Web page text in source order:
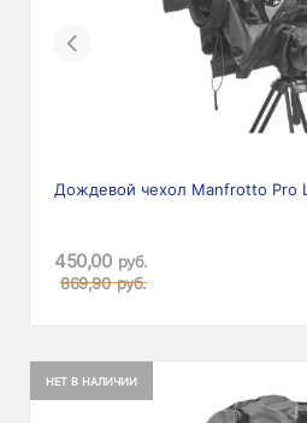
Previous
Дождевой чехол Manfrotto Pro
450,00 руб.
869,90 руб.
НЕТ В НАЛИЧИИ